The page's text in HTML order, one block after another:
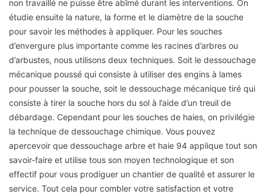
non travaillé ne puisse être abîmé durant les interventions. On
étudie ensuite la nature, la forme et le diamètre de la souche
pour savoir les méthodes à appliquer. Pour les souches
d’envergure plus importante comme les racines d’arbres ou
d’arbustes, nous utilisons deux techniques. Soit le dessouchage
mécanique poussé qui consiste à utiliser des engins à lames
pour pousser la souche, soit le dessouchage mécanique tiré qui
consiste à tirer la souche hors du sol à l’aide d’un treuil de
débardage. Cependant pour les souches de haies, on privilégie
la technique de dessouchage chimique. Vous pouvez
apercevoir que dessouchage arbre et haie 94 applique tout son
savoir-faire et utilise tous son moyen technologique et son
effectif pour vous prodiguer un chantier de qualité et assurer le
service. Tout cela pour combler votre satisfaction et votre